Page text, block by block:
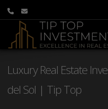
Luxury Real Estate
del Sol | Tip Top